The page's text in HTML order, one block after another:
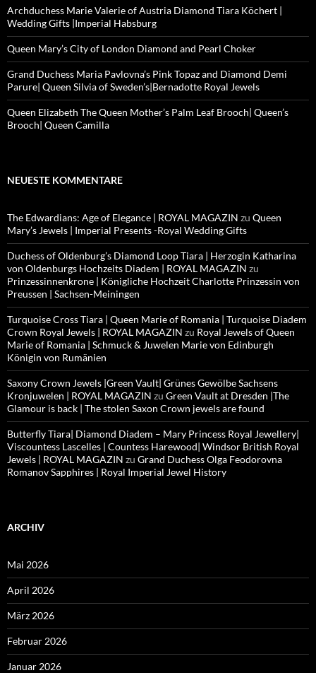
Archduchess Marie Valerie of Austria Diamond Tiara Köchert |
Wedding Gifts |Imperial Habsburg
Queen Mary’s City of London Diamond and Pearl Choker
Grand Duchess Maria Pavlovna’s Pink Topaz and Diamond Demi
Parure| Queen Silvia of Sweden’s|Bernadotte Royal Jewels
Queen Elizabeth The Queen Mother’s Palm Leaf Brooch| Queen’s
Brooch| Queen Camilla
NEUESTE KOMMENTARE
The Edwardians: Age of Elegance | ROYAL MAGAZIN zu Queen
Mary’s Jewels | Imperial Presents -Royal Wedding Gifts
Duchess of Oldenburg’s Diamond Loop Tiara | Herzogin Katharina
von Oldenburgs Hochzeits Diadem | ROYAL MAGAZIN zu
Prinzessinnenkrone | Königliche Hochzeit Charlotte Prinzessin von
Preussen | Sachsen-Meiningen
Turquoise Cross Tiara | Queen Marie of Romania | Turquoise Diadem
Crown Royal Jewels | ROYAL MAGAZIN zu Royal Jewels of Queen
Marie of Romania | Schmuck & Juwelen Marie von Edinburgh
Königin von Rumänien
Saxony Crown Jewels |Green Vault| Grünes Gewölbe Sachsens
Kronjuwelen | ROYAL MAGAZIN zu Green Vault at Dresden |The
Glamour is back | The stolen Saxon Crown jewels are found
Butterfly Tiara| Diamond Diadem – Mary Princess Royal Jewellery|
Viscountess Lascelles | Countess Harewood| Windsor British Royal
Jewels | ROYAL MAGAZIN zu Grand Duchess Olga Feodorovna
Romanov Sapphires | Royal Imperial Jewel History
ARCHIV
Mai 2026
April 2026
März 2026
Februar 2026
Januar 2026